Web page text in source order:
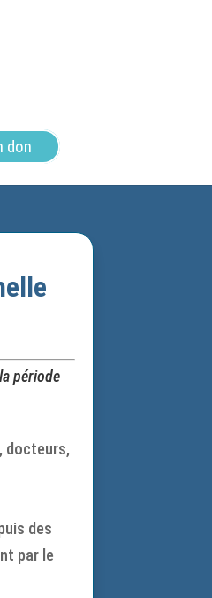
don
période
docteurs,
des
par le